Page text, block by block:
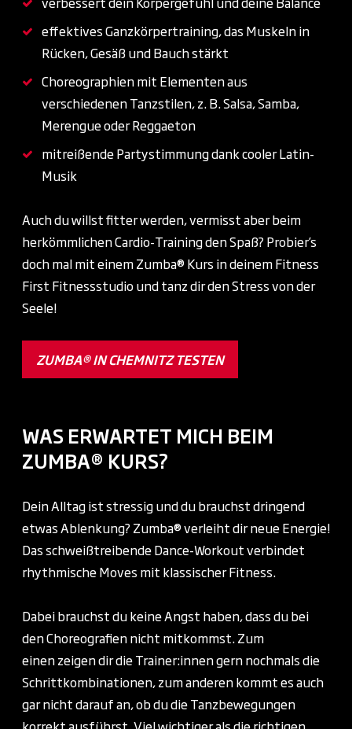
effektives Ganzkörpertraining, das Muskeln in
Rücken, Gesäß und Bauch stärkt
Choreographien mit Elementen aus
verschiedenen Tanzstilen, z. B. Salsa, Samba,
Merengue oder Reggaeton
mitreißende Partystimmung dank cooler Latin-
Musik
Auch du willst fitter werden, vermisst aber beim
herkömmlichen Cardio-Training den Spaß? Probier’s
doch mal mit einem Zumba® Kurs in deinem Fitness
First Fitnessstudio und tanz dir den Stress von der
Seele!
ZUMBA® IN CHEMNITZ TESTEN
WAS ERWARTET MICH BEIM
ZUMBA® KURS?
Dein Alltag ist stressig und du brauchst dringend
etwas Ablenkung? Zumba® verleiht dir neue Energie!
Das schweißtreibende Dance-Workout verbindet
rhythmische Moves mit klassischer Fitness.
Dabei brauchst du keine Angst haben, dass du bei
den Choreografien nicht mitkommst. Zum
einen zeigen dir die Trainer:innen gern nochmals die
Schrittkombinationen, zum anderen kommt es auch
gar nicht darauf an, ob du die Tanzbewegungen